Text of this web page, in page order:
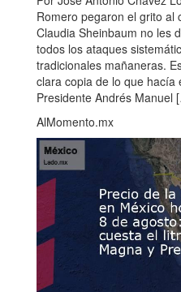
Romero pegaron el grito al
Claudia Sheinbaum no les
todos los ataques
tradicionales mañaneras.
clara copia de lo que hacía
Presidente Andrés Manuel
AlMomento.mx